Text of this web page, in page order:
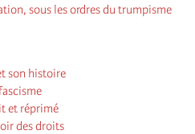
sous les ordres du trumpisme
son histoire
et réprimé
des droits